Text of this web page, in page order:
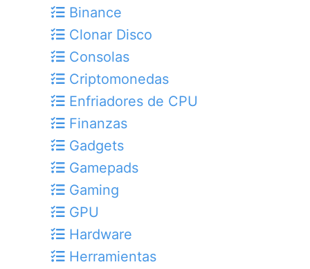
Binance
Clonar Disco
Consolas
Criptomonedas
Enfriadores de CPU
Finanzas
Gadgets
Gamepads
Gaming
GPU
Hardware
Herramientas